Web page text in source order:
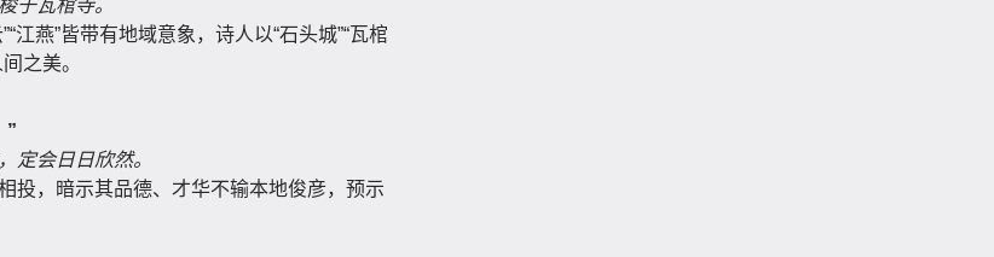
于瓦棺寺。
江燕”皆带有地域意象，诗人以“石头城”“瓦棺
之美。
”
定会日日欣然。
投，暗示其品德、才华不输本地俊彦，预示